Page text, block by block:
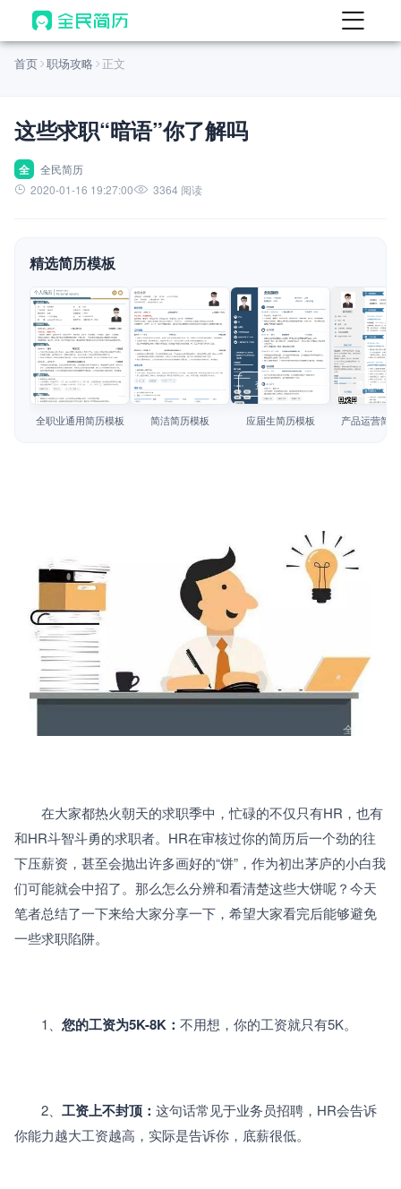
首页
AI 生成简历
AI 优化简历
AI 翻译简历
AI 模拟面试
面试自我介绍
AI 职场工具 New
简历模板
简历教程
首页 职场攻略 正文
这些求职“暗语”你了解吗
全
全民简历
2020-01-16 19:27:00
3364 阅读
精选简历模板
查看模板
全职业通用简历模板
查看模板
简洁简历模板
查看模板
应届生简历模板
查看模板
产品运营简
在大家都热火朝天的求职季中，忙碌的不仅只有HR，也有
和HR斗智斗勇的求职者。HR在审核过你的简历后一个劲的往
下压薪资，甚至会抛出许多画好的“饼”，作为初出茅庐的小白我
们可能就会中招了。那么怎么分辨和看清楚这些大饼呢？今天
笔者总结了一下来给大家分享一下，希望大家看完后能够避免
一些求职陷阱。
1、 您的工资为5K-8K： 不用想，你的工资就只有5K。
2、 工资上不封顶： 这句话常见于业务员招聘，HR会告诉
你能力越大工资越高，实际是告诉你，底薪很低。